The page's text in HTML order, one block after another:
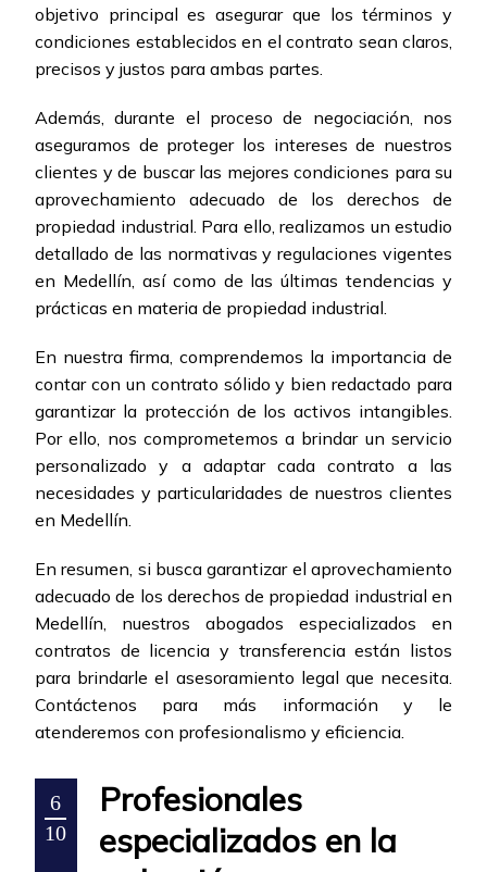
objetivo principal es asegurar que los términos y
condiciones establecidos en el contrato sean claros,
precisos y justos para ambas partes.
Además, durante el proceso de negociación, nos
aseguramos de proteger los intereses de nuestros
clientes y de buscar las mejores condiciones para su
aprovechamiento adecuado de los derechos de
propiedad industrial. Para ello, realizamos un estudio
detallado de las normativas y regulaciones vigentes
en Medellín, así como de las últimas tendencias y
prácticas en materia de propiedad industrial.
En nuestra firma, comprendemos la importancia de
contar con un contrato sólido y bien redactado para
garantizar la protección de los activos intangibles.
Por ello, nos comprometemos a brindar un servicio
personalizado y a adaptar cada contrato a las
necesidades y particularidades de nuestros clientes
en Medellín.
En resumen, si busca garantizar el aprovechamiento
adecuado de los derechos de propiedad industrial en
Medellín, nuestros abogados especializados en
contratos de licencia y transferencia están listos
para brindarle el asesoramiento legal que necesita.
Contáctenos para más información y le
atenderemos con profesionalismo y eficiencia.
6
10
Profesionales
especializados en la